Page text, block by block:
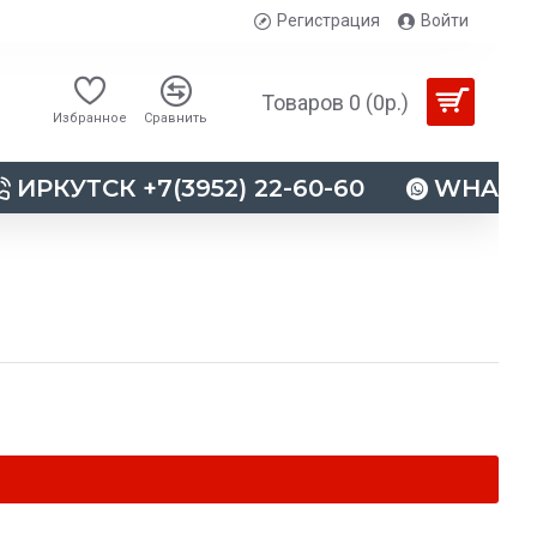
Регистрация Войти
Избранное Сравнить
Товаров 0 (0р.)
ИРКУТСК +7(3952) 22-60-60